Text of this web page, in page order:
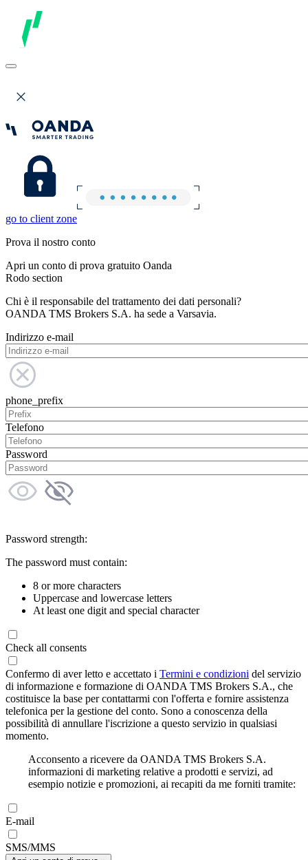
go to client zone
Prova il nostro conto
Apri un conto di prova gratuito Oanda
Rodo section
Chi è il responsabile del trattamento dei dati personali?
OANDA TMS Brokers S.A. ha sede a Varsavia.
Indirizzo e-mail
phone_prefix
Telefono
Password
Password strength:
The password must contain:
8 or more characters
Uppercase and lowercase letters
At least one digit and special character
Check all consents
Confermo di aver letto e accettato i Termini e condizioni del servizio
di informazione e formazione di OANDA TMS Brokers S.A., che
costituisce la base per contattarmi con l'offerta e fornire assistenza
telefonica per la gestione del conto. Sono a conoscenza della
possibilità di annullare l'iscrizione a questo servizio in qualsiasi
momento.
Acconsento a ricevere da OANDA TMS Brokers S.A.
informazioni di marketing relative a prodotti e servizi, ad
esempio notizie e promozioni, ai recapiti da me forniti tramite:
E-mail
SMS/MMS